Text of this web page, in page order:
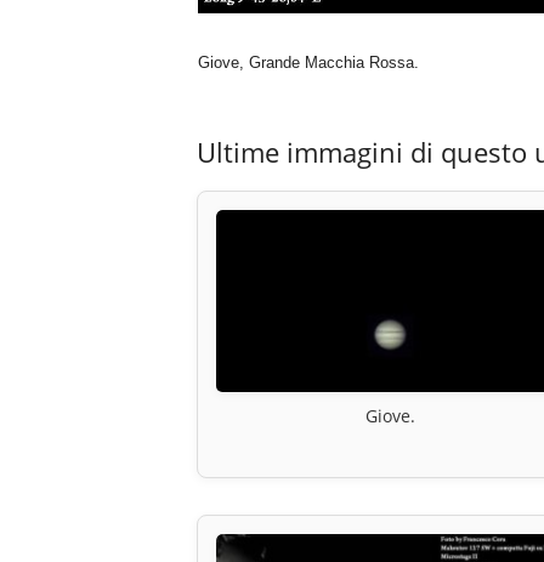
Giove, Grande Macchia Rossa.
Ultime immagini di questo
Giove.